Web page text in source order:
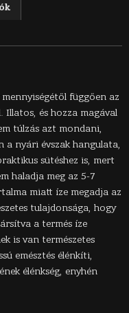
függően az
és hozza magával
túlzás azt mondani,
a nyári évszak hangulata,
sütéshez is, mert
haladja meg az 5-7
miatt íze megadja az
tulajdonsága, hogy
a termés íze
is van természetes
emésztés élénkíti,
élénkség, enyhén